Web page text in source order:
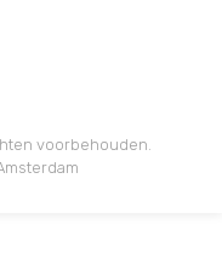
voorbehouden.